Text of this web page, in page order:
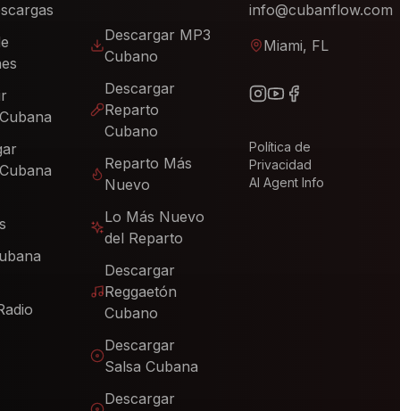
Descargar MP3
Cubano
Descargar
Reparto
Cubano
Reparto Más
Nuevo
Lo Más Nuevo
del Reparto
Descargar
Reggaetón
Cubano
Descargar
Salsa Cubana
Descargar
info@cubanflow.com
Miami, FL
Política de
Privacidad
AI Agent Info